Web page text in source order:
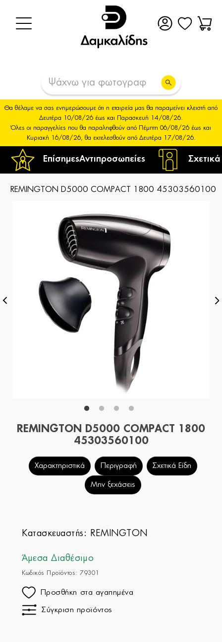
ΕπίσημεςΑντιπροσωπείες
Θα θέλαμε να σας ενημερώσουμε ότι η εταιρεία μας θα παραμείνει κλειστή από
Δευτέρα 10/08/26 έως και Παρασκευή 14/08/26.
Όλες οι παραγγελίες που θα παραληφθούν από Πέμπτη 06/08/26 έως και
Κυριακή 16/08/26, θα εκτελεσθούν από Δευτέρα 17/08/26.
REMINGTON D5000 COMPACT 1800 45303560100
REMINGTON D5000 COMPACT 1800
45303560100
Χαρακτηριστικά Περιγραφή Σχετικά Είδη
Μην ξεχάσεις
Κατασκευαστής: REMINGTON
Άμεσα Διαθέσιμο
Κωδικός Προϊόντος: 79301
Προσθήκη στα αγαπημένα
Σύγκριση προϊόντος